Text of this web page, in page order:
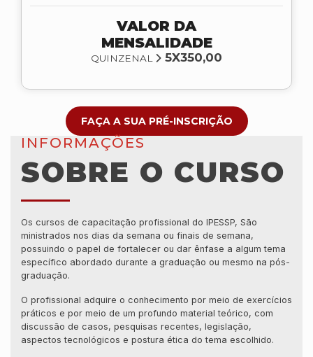
VALOR DA
MENSALIDADE
QUINZENAL 5X350,00
FAÇA A SUA PRÉ-INSCRIÇÃO
INFORMAÇÕES
SOBRE O CURSO
Os cursos de capacitação profissional do IPESSP, São
ministrados nos dias da semana ou finais de semana,
possuindo o papel de fortalecer ou dar ênfase a algum tema
específico abordado durante a graduação ou mesmo na pós-
graduação.
O profissional adquire o conhecimento por meio de exercícios
práticos e por meio de um profundo material teórico, com
discussão de casos, pesquisas recentes, legislação,
aspectos tecnológicos e postura ética do tema escolhido.